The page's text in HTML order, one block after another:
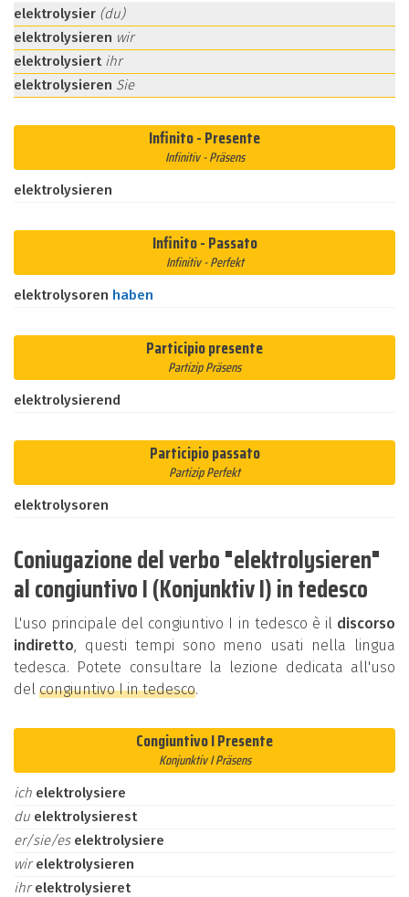
elektrolysier (du)
elektrolysieren wir
elektrolysiert ihr
elektrolysieren Sie
Infinito - Presente
Infinitiv - Präsens
elektrolysieren
Infinito - Passato
Infinitiv - Perfekt
elektrolysoren haben
Participio presente
Partizip Präsens
elektrolysierend
Participio passato
Partizip Perfekt
elektrolysoren
Coniugazione del verbo "elektrolysieren"
al congiuntivo I (Konjunktiv I) in tedesco
L'uso principale del congiuntivo I in tedesco è il discorso
indiretto, questi tempi sono meno usati nella lingua
tedesca. Potete consultare la lezione dedicata all'uso
del congiuntivo I in tedesco.
Congiuntivo I Presente
Konjunktiv I Präsens
ich elektrolysiere
du elektrolysierest
er/sie/es elektrolysiere
wirelektrolysieren
ihrelektrolysieret